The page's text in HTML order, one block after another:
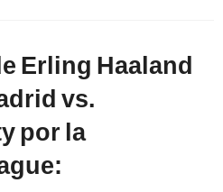
Erling Haaland
vs.
por la